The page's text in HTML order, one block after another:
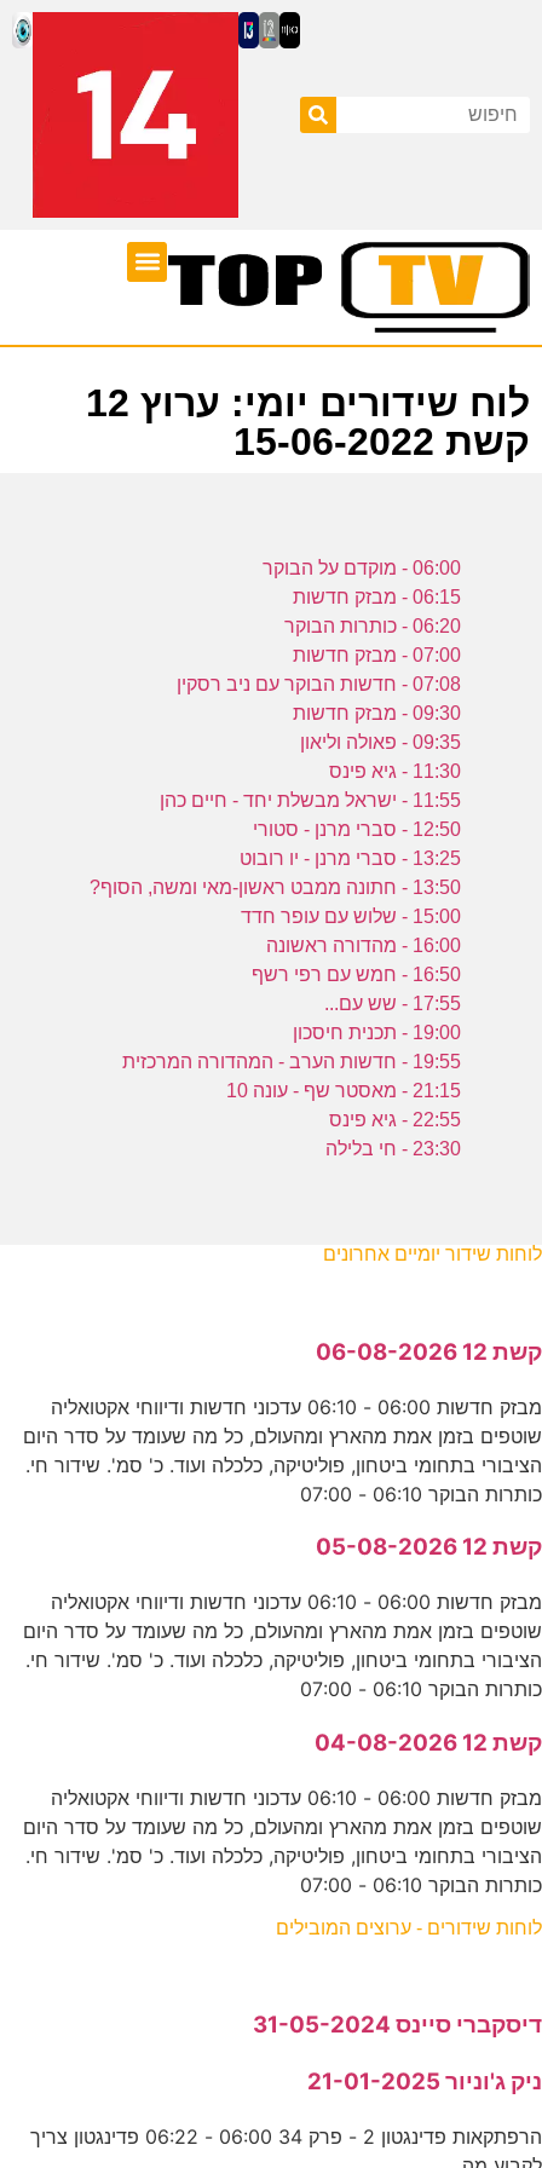
לוח שידורים יומי: ערוץ 12
קשת 15-06-2022
06:00 - מוקדם על הבוקר
06:15 - מבזק חדשות
06:20 - כותרות הבוקר
07:00 - מבזק חדשות
07:08 - חדשות הבוקר עם ניב רסקין
09:30 - מבזק חדשות
09:35 - פאולה וליאון
11:30 - גיא פינס
11:55 - ישראל מבשלת יחד - חיים כהן
12:50 - סברי מרנן - סטורי
13:25 - סברי מרנן - יו רובוט
13:50 - חתונה ממבט ראשון-מאי ומשה, הסוף?
15:00 - שלוש עם עופר חדד
16:00 - מהדורה ראשונה
16:50 - חמש עם רפי רשף
17:55 - שש עם...
19:00 - תכנית חיסכון
19:55 - חדשות הערב - המהדורה המרכזית
21:15 - מאסטר שף - עונה 10
22:55 - גיא פינס
23:30 - חי בלילה
לוחות שידור יומיים אחרונים
קשת 12 06-08-2026
מבזק חדשות 06:00 - 06:10 עדכוני חדשות ודיווחי אקטואליה
שוטפים בזמן אמת מהארץ ומהעולם, כל מה שעומד על סדר היום
הציבורי בתחומי ביטחון, פוליטיקה, כלכלה ועוד. כ' סמ'. שידור חי.
כותרות הבוקר 06:10 - 07:00
קשת 12 05-08-2026
מבזק חדשות 06:00 - 06:10 עדכוני חדשות ודיווחי אקטואליה
שוטפים בזמן אמת מהארץ ומהעולם, כל מה שעומד על סדר היום
הציבורי בתחומי ביטחון, פוליטיקה, כלכלה ועוד. כ' סמ'. שידור חי.
כותרות הבוקר 06:10 - 07:00
קשת 12 04-08-2026
מבזק חדשות 06:00 - 06:10 עדכוני חדשות ודיווחי אקטואליה
שוטפים בזמן אמת מהארץ ומהעולם, כל מה שעומד על סדר היום
הציבורי בתחומי ביטחון, פוליטיקה, כלכלה ועוד. כ' סמ'. שידור חי.
כותרות הבוקר 06:10 - 07:00
לוחות שידורים - ערוצים המובילים
דיסקברי סיינס 31-05-2024
ניק ג'וניור 21-01-2025
הרפתקאות פדינגטון 2 - פרק 34 06:00 - 06:22 פדינגטון צריך